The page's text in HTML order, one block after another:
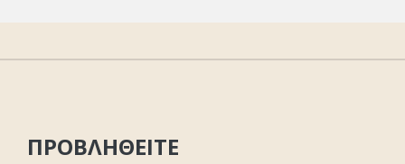
ΠΡΟΒΛΗΘΕΙΤΕ